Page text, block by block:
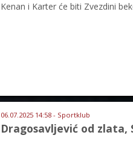
Kenan i Karter će biti Zvezdini
06.07.2025 14:58 - Sportklub
Dragosavljević od zlata,